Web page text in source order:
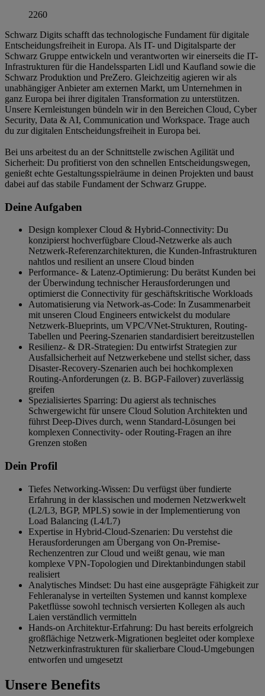
2260
Schwarz Digits schafft das technologische Fundament für digitale
Entscheidungsfreiheit in Europa. Als IT- und Digitalsparte der
Schwarz Gruppe entwickeln und verantworten wir einerseits die IT-
Infrastrukturen für die Handelssparten Lidl und Kaufland sowie die
Schwarz Produktion und PreZero. Gleichzeitig agieren wir als
unabhängiger Anbieter am externen Markt, um Unternehmen in
ganz Europa bei ihrer digitalen Transformation zu unterstützen.
Unsere Kernleistungen bündeln wir in den Bereichen Cloud, Cyber
Security, Data & AI, Communication und Workspace. Trage auch
du zur digitalen Entscheidungsfreiheit in Europa bei.
Bei uns arbeitest du an der Schnittstelle zwischen Agilität und
Sicherheit: Du profitierst von den schnellen Entscheidungswegen,
genießt echte Gestaltungsspielräume in deinen Projekten und baust
dabei auf das stabile Fundament der Schwarz Gruppe.
Deine Aufgaben
Design komplexer Cloud & Hybrid-Connectivity: Du
konzipierst hochverfügbare Cloud-Netzwerke als auch
Netzwerk-Referenzarchitekturen, die Kunden-Infrastrukturen
nahtlos und resilient an unsere Cloud binden
Performance- & Latenz-Optimierung: Du berätst Kunden bei
der Überwindung technischer Herausforderungen und
optimierst die Connectivity für geschäftskritische Workloads
Automatisierung via Network-as-Code: In Zusammenarbeit
mit unseren Cloud Engineers entwickelst du modulare
Netzwerk-Blueprints, um VPC/VNet-Strukturen, Routing-
Tabellen und Peering-Szenarien standardisiert bereitzustellen
Resilienz- & DR-Strategien: Du entwirfst Strategien zur
Ausfallsicherheit auf Netzwerkebene und stellst sicher, dass
Disaster-Recovery-Szenarien auch bei hochkomplexen
Routing-Anforderungen (z. B. BGP-Failover) zuverlässig
greifen
Spezialisiertes Sparring: Du agierst als technisches
Schwergewicht für unsere Cloud Solution Architekten und
führst Deep-Dives durch, wenn Standard-Lösungen bei
komplexen Connectivity- oder Routing-Fragen an ihre
Grenzen stoßen
Dein Profil
Tiefes Networking-Wissen: Du verfügst über fundierte
Erfahrung in der klassischen und modernen Netzwerkwelt
(L2/L3, BGP, MPLS) sowie in der Implementierung von
Load Balancing (L4/L7)
Expertise in Hybrid-Cloud-Szenarien: Du verstehst die
Herausforderungen am Übergang von On-Premise-
Rechenzentren zur Cloud und weißt genau, wie man
komplexe VPN-Topologien und Direktanbindungen stabil
realisiert
Analytisches Mindset: Du hast eine ausgeprägte Fähigkeit zur
Fehleranalyse in verteilten Systemen und kannst komplexe
Paketflüsse sowohl technisch versierten Kollegen als auch
Laien verständlich vermitteln
Hands-on Architektur-Erfahrung: Du hast bereits erfolgreich
großflächige Netzwerk-Migrationen begleitet oder komplexe
Netzwerkinfrastrukturen für skalierbare Cloud-Umgebungen
entworfen und umgesetzt
Unsere Benefits